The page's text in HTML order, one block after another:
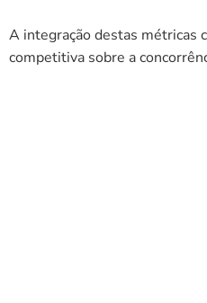
A integração destas métricas
competitiva sobre a